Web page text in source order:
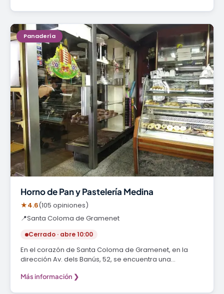
Panadería
Horno de Pan y Pastelería Medina
★4.6(105 opiniones)
📍Santa Coloma de Gramenet
Cerrado · abre 10:00
En el corazón de Santa Coloma de Gramenet, en la
dirección Av. dels Banús, 52, se encuentra una…
Más información ❯